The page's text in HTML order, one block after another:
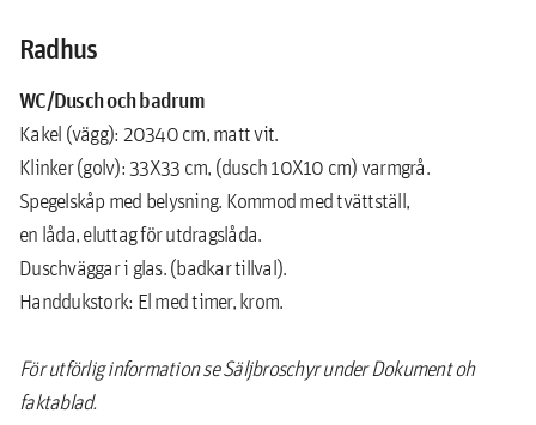
Radhus
WC/Dusch och badrum
Kakel (vägg): 20340 cm, matt vit.
Klinker (golv): 33X33 cm, (dusch 10X10 cm) varmgrå.
Spegelskåp med belysning. Kommod med tvättställ,
en låda, eluttag för utdragslåda.
Duschväggar i glas. (badkar tillval).
Handdukstork: El med timer, krom.
För utförlig information se Säljbroschyr under Dokument oh
faktablad.